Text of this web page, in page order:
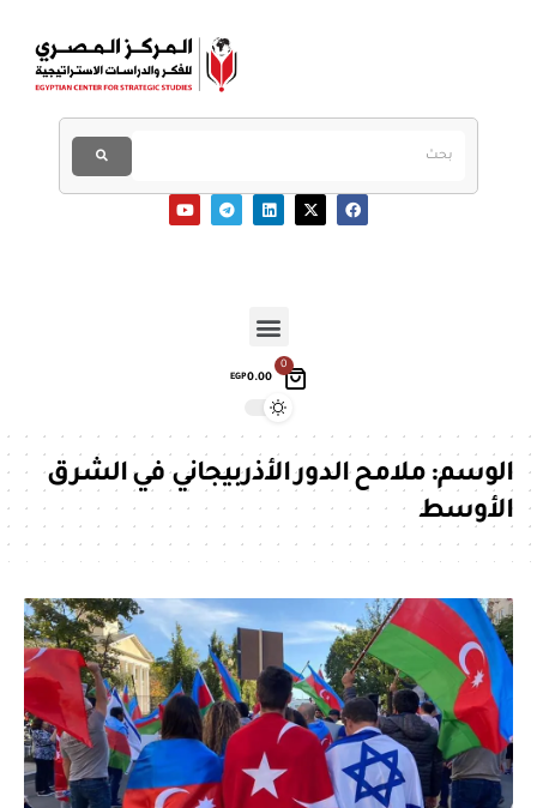
0
EGP0.00
الوسم:ملامح الدور الأذربيجاني في الشرق
الأوسط